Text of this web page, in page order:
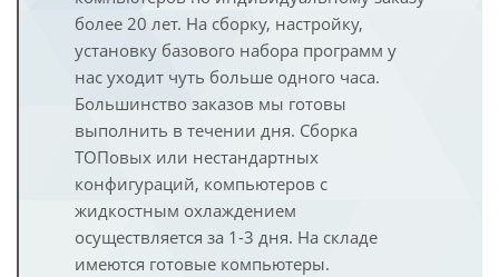
более 20 лет. На сборку, настройку,
установку базового набора программ у
нас уходит чуть больше одного часа.
Большинство заказов мы готовы
выполнить в течении дня. Сборка
ТОПовых или нестандартных
конфигураций, компьютеров с
жидкостным охлаждением
осуществляется за 1-3 дня. На складе
имеются готовые компьютеры.